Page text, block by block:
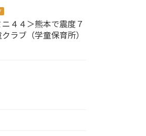
４４＞熊本で震度７
ラブ（学童保育所）